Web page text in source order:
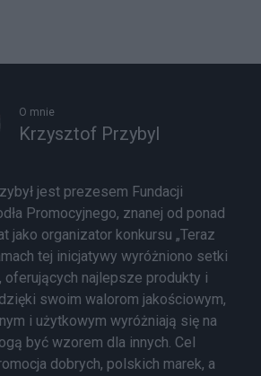
O mnie
Krzysztof Przybyl
jest prezesem Fundacji
Promocyjnego, znanej od ponad
jako organizator konkursu „Teraz
tej inicjatywy wyróżniono setki
oferujących najlepsze produkty i
swoim walorom jakościowym,
i użytkowym wyróżniają się na
być wzorem dla innych. Cel
dobrych, polskich marek, a